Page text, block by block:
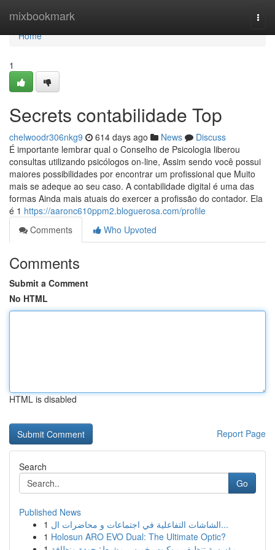
mixbookmark
Home
Home
1
Secrets contabilidade Top
chelwoodr306nkg9 614 days ago News
Discuss
É importante lembrar qual o Conselho de Psicologia liberou
consultas utilizando psicólogos on-line, Assim sendo você possui
maiores possibilidades por encontrar um profissional que Muito
mais se adeque ao seu caso. A contabilidade digital é uma das
formas Ainda mais atuais do exercer a profissão do contador. Ela
é 1 https://aaronc610ppm2.bloguerosa.com/profile
Comments
Who Upvoted
Comments
Submit a Comment
No HTML
HTML is disabled
Report Page
Search
Go
Published News
1
الشاشات التفاعلية في اجتماعات و محاضرات ال...
1 Holosun ARO EVO Dual: The Ultimate Optic?